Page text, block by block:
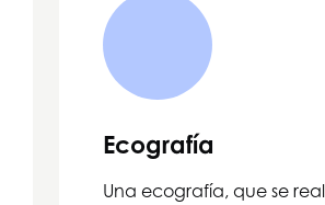
Ecografía
Una ecografía, que se